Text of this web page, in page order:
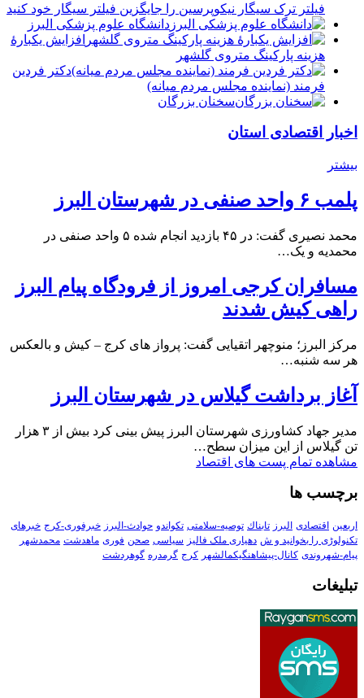
فیلتر ترک سیگار نیکوپرسین را جایگزین فیلتر سیگار خود کنید
دانشگاه علوم پزشکی البرز
افزایش یکبارۀ
هزینه پارکینگ متروی گلشهر
دكتر فردين
فرمند (نماينده مجلس مردم میانه)
سخنان بزرگان
اخبار اقتصادی استان
بیشتر
پلمب ۶ واحد صنفی در شهرستان البرز
محمد نصیری گفت: در ۴۵ بازدید انجام شده ۵ واحد صنفی در
محمدیه و یک…
مسافران کرجی امروز از فرودگاه پیام البرز
راهی کیش شدند
مرکز البرز؛ منوچهر اتقیایی گفت: پرواز های کرج – کیش و بالعکس
هر سه شنبه…
آغاز برداشت گیلاس در شهرستان البرز
مدیر جهاد کشاورزی شهرستان البرز پیش بینی کرد بیش از ۳ هزار
تن گیلاس از این میزان سطح…
مشاهده تمام پست های اقتصاد
برچسب ها
اربعین اقتصادی البرز تابناك توصیه-سلامتی تکواندو حوادث-البرز خبرفوری-کرج خبرهای
تکنولوڑی را بخوانید و ش دهیاری ملک فالیز سیاسی صحن فوری ماهدشت محمدشهر
پیام-شهروندی کانال-پیشاهنگیکمالشهر کرج گرمدره گوهردشت
تبلیغات